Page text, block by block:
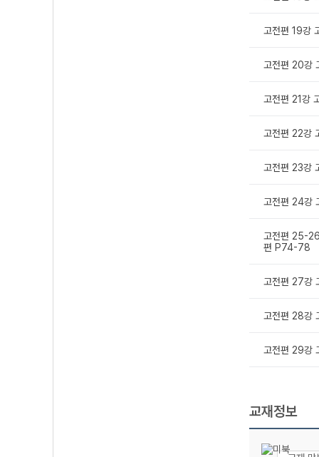
고전편 19강
고전편 20강
고전편 21강
고전편 22강
고전편 23강
고전편 24강
고전편 25-
편 P74-78
고전편 27강
고전편 28강
고전편 29강
교재정보